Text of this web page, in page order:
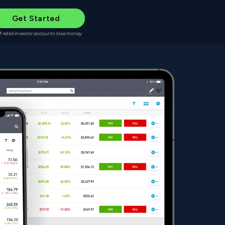
Get Started
retail investor accounts lose money